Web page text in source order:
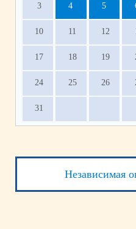
3 4 5
10 11 12
17 18 19
24 25 26
31
Независимая